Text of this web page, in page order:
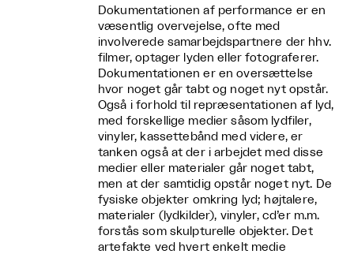
Dokumentationen af performance er en
væsentlig overvejelse, ofte med
involverede samarbejdspartnere der hhv.
filmer, optager lyden eller fotograferer.
Dokumentationen er en oversættelse
hvor noget går tabt og noget nyt opstår.
Også i forhold til repræsentationen af lyd,
med forskellige medier såsom lydfiler,
vinyler, kassettebånd med videre, er
tanken også at der i arbejdet med disse
medier eller materialer går noget tabt,
men at der samtidig opstår noget nyt. De
fysiske objekter omkring lyd; højtalere,
materialer (lydkilder), vinyler, cd’er m.m.
forstås som skulpturelle objekter. Det
artefakte ved hvert enkelt medie